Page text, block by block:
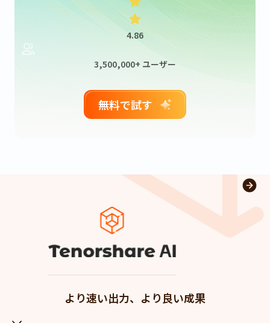
4.86
3,500,000+ ユーザー
無料で試す
より速い出力、より良い成果